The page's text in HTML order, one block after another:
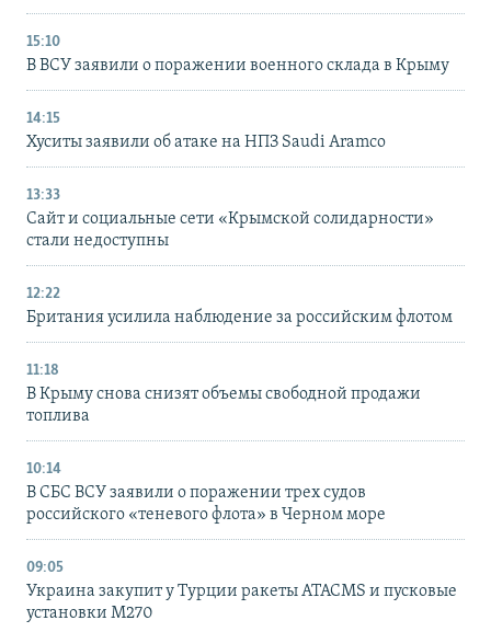
15:10
В ВСУ заявили о поражении военного склада в Крыму
14:15
Хуситы заявили об атаке на НПЗ Saudi Aramco
13:33
Сайт и социальные сети «Крымской солидарности»
стали недоступны
12:22
Британия усилила наблюдение за российским флотом
11:18
В Крыму снова снизят объемы свободной продажи
топлива
10:14
В СБС ВСУ заявили о поражении трех судов
российского «теневого флота» в Черном море
09:05
Украина закупит у Турции ракеты ATACMS и пусковые
установки M270